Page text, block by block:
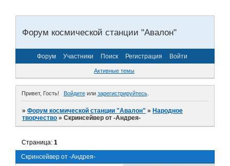
Форум космической станции "Авалон"
Форум Участники Поиск Регистрация Войти
Активные темы
Привет, Гость! Войдитеили зарегистрируйтесь.
»Форум космической станции "Авалон" »Народное
творчество »Скринсейвер от -Андрея-
Скринсейвер от -Андрея-
Страница:1